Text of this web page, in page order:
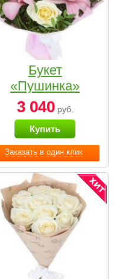
Заказать в один клик
Букет
«Пушинка»
3 040руб.
Купить